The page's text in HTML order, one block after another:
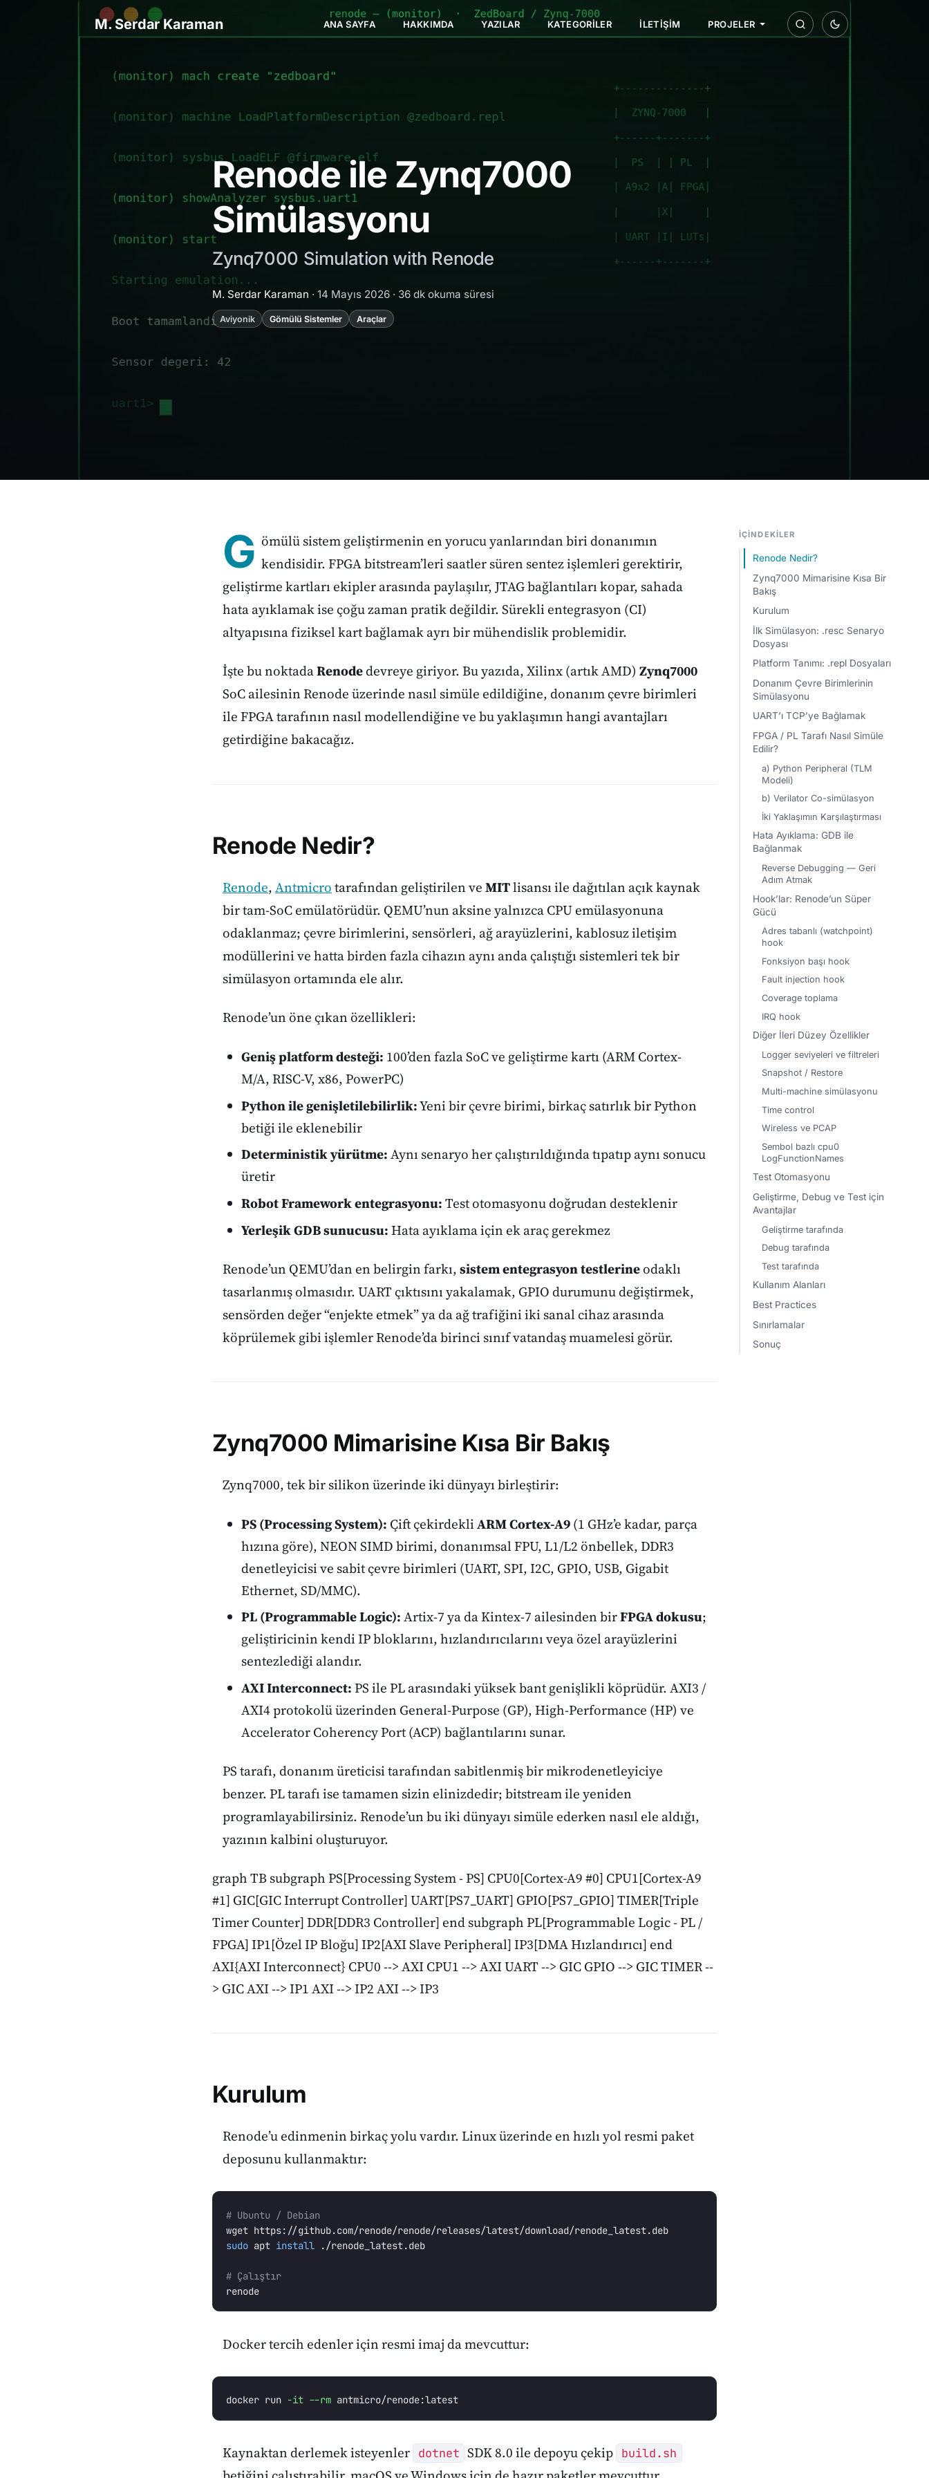
M. Serdar Karaman ANA SAYFA HAKKIMDA YAZILAR KATEGORILER İLETIŞIM PROJELER
Renode ile Zynq7000
Simülasyonu
Zynq7000 Simulation with Renode
M. Serdar Karaman · 14 Mayıs 2026 · 36 dk okuma süresi
Aviyonik Gömülü Sistemler Araçlar
İÇINDEKILER
Renode Nedir?
Zynq7000 Mimarisine Kısa Bir
Bakış
Kurulum
İlk Simülasyon: .resc Senaryo
Dosyası
Platform Tanımı: .repl Dosyaları
Donanım Çevre Birimlerinin
Simülasyonu
UART’ı TCP’ye Bağlamak
FPGA / PL Tarafı Nasıl Simüle
Edilir?
a) Python Peripheral (TLM
Modeli)
b) Verilator Co-simülasyon
İki Yaklaşımın Karşılaştırması
Hata Ayıklama: GDB ile
Bağlanmak
Reverse Debugging — Geri
Adım Atmak
Hook’lar: Renode’un Süper
Gücü
Adres tabanlı (watchpoint)
hook
Fonksiyon başı hook
Fault injection hook
Coverage toplama
IRQ hook
Diğer İleri Düzey Özellikler
Logger seviyeleri ve filtreleri
Snapshot / Restore
Multi-machine simülasyonu
Time control
Wireless ve PCAP
Sembol bazlı cpu0
LogFunctionNames
Test Otomasyonu
Geliştirme, Debug ve Test için
Avantajlar
Geliştirme tarafında
Debug tarafında
Test tarafında
Kullanım Alanları
Best Practices
Sınırlamalar
Sonuç
G ömülü sistem geliştirmenin en yorucu yanlarından biri donanımın
kendisidir. FPGA bitstream’leri saatler süren sentez işlemleri gerektirir,
geliştirme kartları ekipler arasında paylaşılır, JTAG bağlantıları kopar, sahada
hata ayıklamak ise çoğu zaman pratik değildir. Sürekli entegrasyon (CI)
altyapısına fiziksel kart bağlamak ayrı bir mühendislik problemidir.
İşte bu noktadaRenodedevreye giriyor. Bu yazıda, Xilinx (artık AMD) Zynq7000
SoC ailesinin Renode üzerinde nasıl simüle edildiğine, donanım çevre birimleri
ile FPGA tarafının nasıl modellendiğine ve bu yaklaşımın hangi avantajları
getirdiğine bakacağız.
Renode Nedir?
Renode,Antmicrotarafından geliştirilen veMITlisansı ile dağıtılan açık kaynak
bir tam-SoC emülatörüdür. QEMU’nun aksine yalnızca CPU emülasyonuna
odaklanmaz; çevre birimlerini, sensörleri, ağ arayüzlerini, kablosuz iletişim
modüllerini ve hatta birden fazla cihazın aynı anda çalıştığı sistemleri tek bir
simülasyon ortamında ele alır.
Renode’un öne çıkan özellikleri:
Geniş platform desteği: 100’den fazla SoC ve geliştirme kartı (ARM Cortex-
M/A, RISC-V, x86, PowerPC)
Python ile genişletilebilirlik:Yeni bir çevre birimi, birkaç satırlık bir Python
betiği ile eklenebilir
Deterministik yürütme:Aynı senaryo her çalıştırıldığında tıpatıp aynı sonucu
üretir
Robot Framework entegrasyonu:Test otomasyonu doğrudan desteklenir
Yerleşik GDB sunucusu:Hata ayıklama için ek araç gerekmez
Renode’un QEMU’dan en belirgin farkı,sistem entegrasyon testlerineodaklı
tasarlanmış olmasıdır. UART çıktısını yakalamak, GPIO durumunu değiştirmek,
sensörden değer “enjekte etmek” ya da ağ trafiğini iki sanal cihaz arasında
köprülemek gibi işlemler Renode’da birinci sınıf vatandaş muamelesi görür.
Zynq7000 Mimarisine Kısa Bir Bakış
Zynq7000, tek bir silikon üzerinde iki dünyayı birleştirir:
PS (Processing System): Çift çekirdekliARM Cortex-A9(1 GHz’e kadar, parça
hızına göre), NEON SIMD birimi, donanımsal FPU, L1/L2 önbellek, DDR3
denetleyicisi ve sabit çevre birimleri (UART, SPI, I2C, GPIO, USB, Gigabit
Ethernet, SD/MMC).
PL (Programmable Logic):Artix-7 ya da Kintex-7 ailesinden birFPGA dokusu;
geliştiricinin kendi IP bloklarını, hızlandırıcılarını veya özel arayüzlerini
sentezlediği alandır.
AXI Interconnect:PS ile PL arasındaki yüksek bant genişlikli köprüdür. AXI3 /
AXI4 protokolü üzerinden General-Purpose (GP), High-Performance (HP) ve
Accelerator Coherency Port (ACP) bağlantılarını sunar.
PS tarafı, donanım üreticisi tarafından sabitlenmiş bir mikrodenetleyiciye
benzer. PL tarafı ise tamamen sizin elinizdedir; bitstream ile yeniden
programlayabilirsiniz. Renode’un bu iki dünyayı simüle ederken nasıl ele aldığı,
yazının kalbini oluşturuyor.
graph TB subgraph PS[Processing System - PS] CPU0[Cortex-A9 #0] CPU1[Cortex-A9
#1] GIC[GIC Interrupt Controller] UART[PS7_UART] GPIO[PS7_GPIO] TIMER[Triple
Timer Counter] DDR[DDR3 Controller] end subgraph PL[Programmable Logic - PL /
FPGA] IP1[Özel IP Bloğu] IP2[AXI Slave Peripheral] IP3[DMA Hızlandırıcı] end
AXI{AXI Interconnect} CPU0 --> AXI CPU1 --> AXI UART --> GIC GPIO --> GIC TIMER --
> GIC AXI --> IP1 AXI --> IP2 AXI --> IP3
Kurulum
Renode’u edinmenin birkaç yolu vardır. Linux üzerinde en hızlı yol resmi paket
deposunu kullanmaktır:
# Ubuntu / Debian
sudo apt install ./renode_latest.deb
# Çalıştır
Docker tercih edenler için resmi imaj da mevcuttur:
docker run -it --rm
Kaynaktan derlemek isteyenler dotnet SDK 8.0 ile depoyu çekip build.sh